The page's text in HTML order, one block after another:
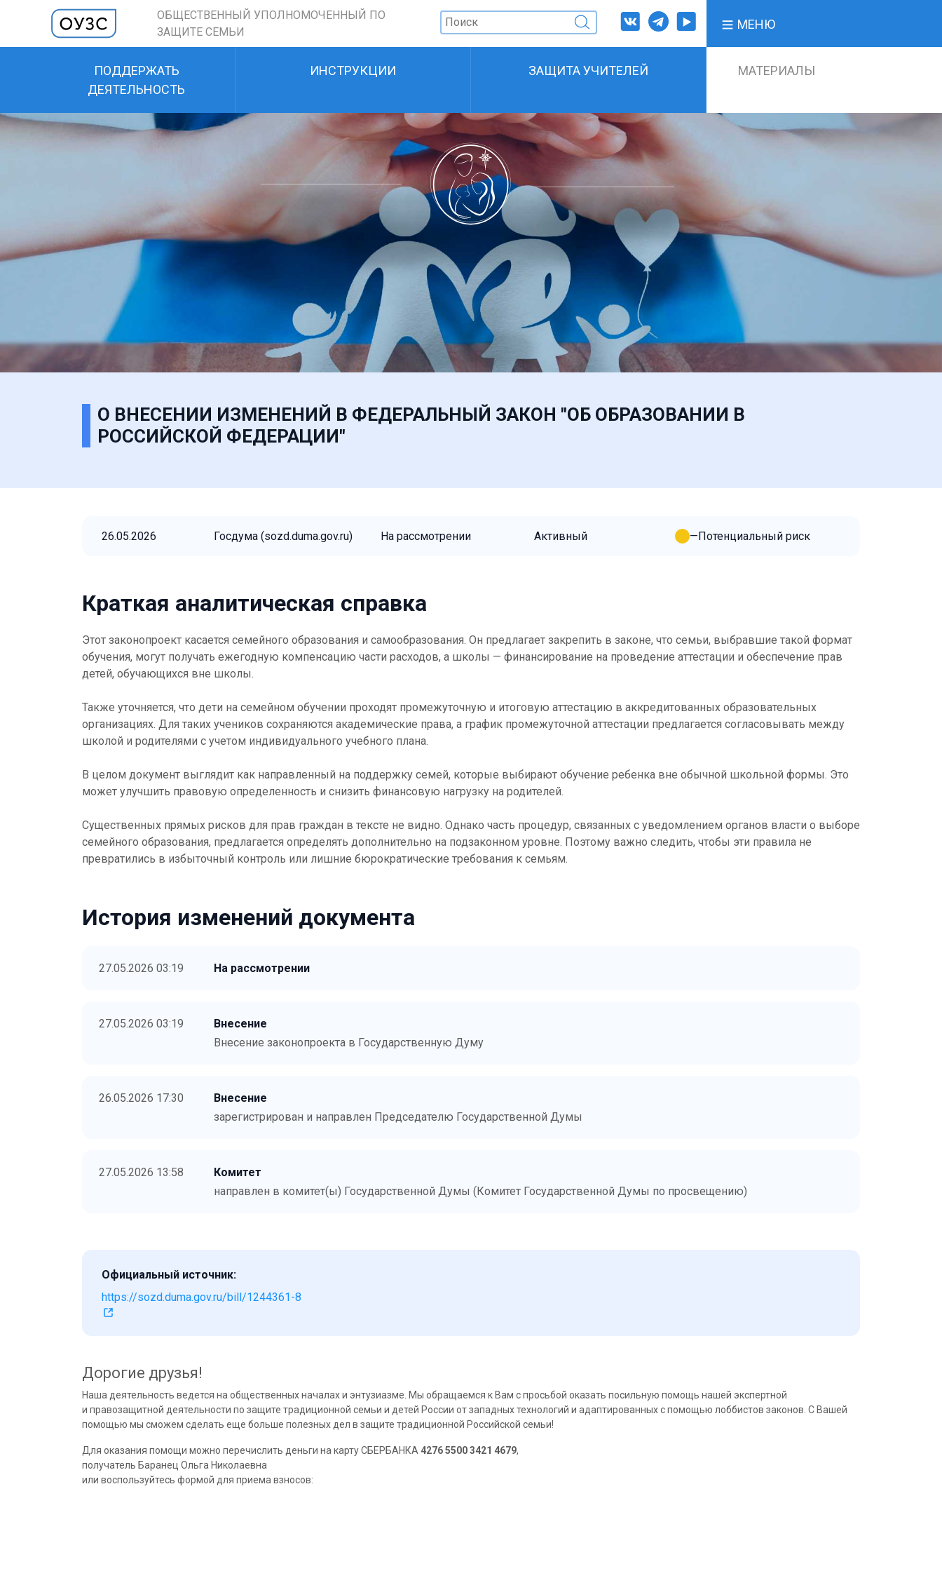
ОБЩЕСТВЕННЫЙ УПОЛНОМОЧЕННЫЙ ПО
ЗАЩИТЕ СЕМЬИ
МЕНЮ
ПОДДЕРЖАТЬ
ДЕЯТЕЛЬНОСТЬ
ИНСТРУКЦИИ ЗАЩИТА УЧИТЕЛЕЙ МАТЕРИАЛЫ
О ВНЕСЕНИИ ИЗМЕНЕНИЙ В ФЕДЕРАЛЬНЫЙ ЗАКОН "ОБ ОБРАЗОВАНИИ В
РОССИЙСКОЙ ФЕДЕРАЦИИ"
26.05.2026 Госдума (sozd.duma.gov.ru) На рассмотрении Активный —Потенциальный риск
Краткая аналитическая справка
Этот законопроект касается семейного образования и самообразования. Он предлагает закрепить в законе, что семьи, выбравшие такой формат
обучения, могут получать ежегодную компенсацию части расходов, а школы — финансирование на проведение аттестации и обеспечение прав
детей, обучающихся вне школы.
Также уточняется, что дети на семейном обучении проходят промежуточную и итоговую аттестацию в аккредитованных образовательных
организациях. Для таких учеников сохраняются академические права, а график промежуточной аттестации предлагается согласовывать между
школой и родителями с учетом индивидуального учебного плана.
В целом документ выглядит как направленный на поддержку семей, которые выбирают обучение ребенка вне обычной школьной формы. Это
может улучшить правовую определенность и снизить финансовую нагрузку на родителей.
Существенных прямых рисков для прав граждан в тексте не видно. Однако часть процедур, связанных с уведомлением органов власти о выборе
семейного образования, предлагается определять дополнительно на подзаконном уровне. Поэтому важно следить, чтобы эти правила не
превратились в избыточный контроль или лишние бюрократические требования к семьям.
История изменений документа
27.05.2026 03:19 На рассмотрении
27.05.2026 03:19
Внесение
Внесение законопроекта в Государственную Думу
26.05.2026 17:30
Внесение
зарегистрирован и направлен Председателю Государственной Думы
27.05.2026 13:58
Комитет
направлен в комитет(ы) Государственной Думы (Комитет Государственной Думы по просвещению)
Официальный источник:
https://sozd.duma.gov.ru/bill/1244361-8
Дорогие друзья!
Наша деятельность ведется на общественных началах и энтузиазме. Мы обращаемся к Вам с просьбой оказать посильную помощь нашей экспертной
и правозащитной деятельности по защите традиционной семьи и детей России от западных технологий и адаптированных с помощью лоббистов законов. С Вашей
помощью мы сможем сделать еще больше полезных дел в защите традиционной Российской семьи!
Для оказания помощи можно перечислить деньги на карту СБЕРБАНКА 4276 5500 3421 4679,
получатель Баранец Ольга Николаевна
или воспользуйтесь формой для приема взносов: